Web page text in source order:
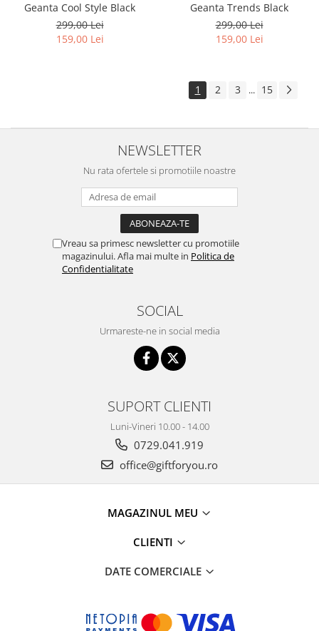
Geanta Cool Style Black
299,00 Lei
159,00 Lei
Geanta Trends Black
299,00 Lei
159,00 Lei
1 2 3 ... 15
NEWSLETTER
Nu rata ofertele si promotiile noastre
Vreau sa primesc newsletter cu promotiile
magazinului. Afla mai multe in Politica de
Confidentialitate
SOCIAL
Urmareste-ne in social media
SUPORT CLIENTI
Luni-Vineri 10.00 - 14.00
0729.041.919
office@giftforyou.ro
MAGAZINUL MEU
CLIENTI
DATE COMERCIALE